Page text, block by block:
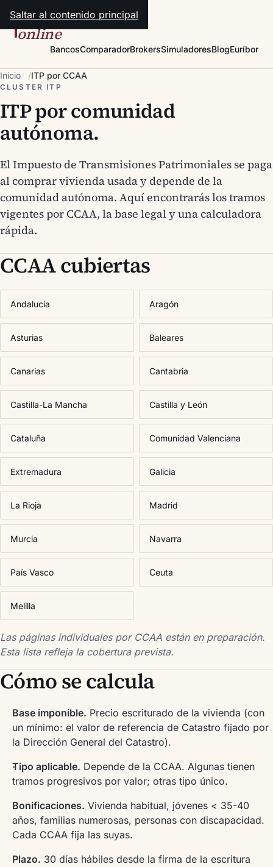
Saltar al contenido principal
hipotecas
online
BancosComparadorBrokersSimuladoresBlogEuríbor
Inicio ITP por CCAA
CLUSTER ITP
ITP por comunidad
autónoma.
El Impuesto de Transmisiones Patrimoniales se paga
al comprar vivienda usada y depende de la
comunidad autónoma. Aquí encontrarás los tramos
vigentes por CCAA, la base legal y una calculadora
rápida.
CCAA cubiertas
Andalucía Aragón
Asturias Baleares
Canarias Cantabria
Castilla-La Mancha Castilla y León
Cataluña Comunidad Valenciana
Extremadura Galicia
La Rioja Madrid
Murcia Navarra
País Vasco Ceuta
Melilla
Las páginas individuales por CCAA están en preparación.
Esta lista refleja la cobertura prevista.
Cómo se calcula
Base imponible. Precio escriturado de la vivienda (con
un mínimo: el valor de referencia de Catastro fijado por
la Dirección General del Catastro).
Tipo aplicable. Depende de la CCAA. Algunas tienen
tramos progresivos por valor; otras tipo único.
Bonificaciones. Vivienda habitual, jóvenes < 35-40
años, familias numerosas, personas con discapacidad.
Cada CCAA fija las suyas.
Plazo. 30 días hábiles desde la firma de la escritura